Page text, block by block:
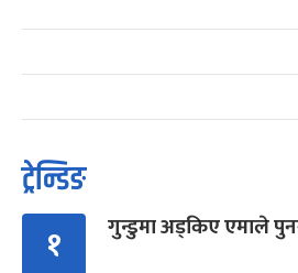
ट्रेन्डिङ
१ गुन्डुमा अड्किए एमाले